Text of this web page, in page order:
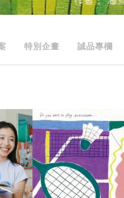
特別企畫 誠品專欄